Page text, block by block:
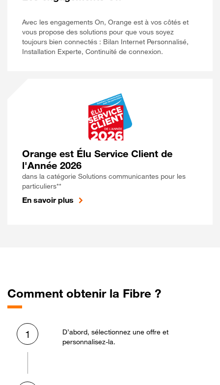
Avec les engagements On, Orange est à vos côtés et
vous propose des solutions pour que vous soyez
toujours bien connectés : Bilan Internet Personnalisé,
Installation Experte, Continuité de connexion.
Orange est Élu Service Client de
l'Année 2026
dans la catégorie Solutions communicantes pour les
particuliers**
En savoir plus
Comment obtenir la Fibre ?
1
D’abord, sélectionnez une offre et
personnalisez-la.